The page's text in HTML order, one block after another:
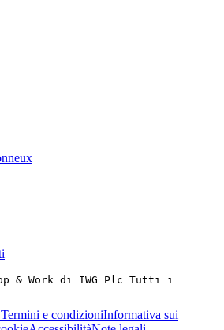
& Work di IWG Plc Tutti i
Termini e condizioniInformativa sui